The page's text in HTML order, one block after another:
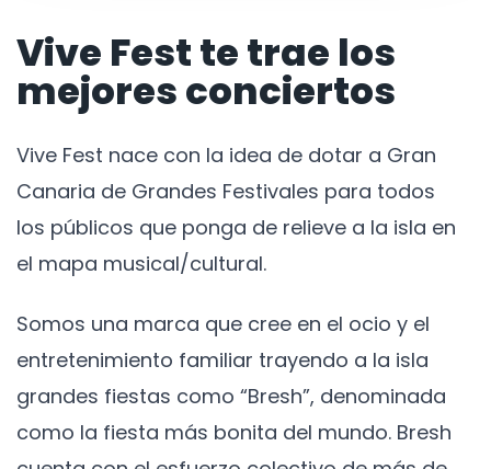
Vive Fest te trae los
mejores conciertos
Vive Fest nace con la idea de dotar a Gran
Canaria de Grandes Festivales para todos
los públicos que ponga de relieve a la isla en
el mapa musical/cultural.
Somos una marca que cree en el ocio y el
entretenimiento familiar trayendo a la isla
grandes fiestas como “Bresh”, denominada
como la fiesta más bonita del mundo. Bresh